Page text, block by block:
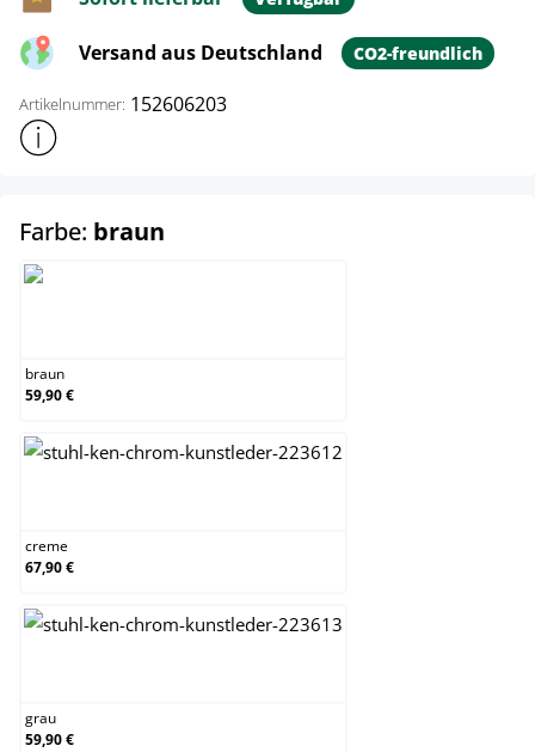
Versand aus Deutschland CO2-freundlich
Artikelnummer: 152606203
Weitere Produktinformationen anzeigen
Farbe: braun
braun
59,90 €
creme
67,90 €
grau
59,90 €